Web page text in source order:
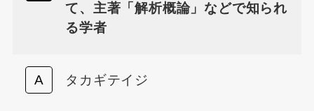
て、主著「解析概論」などで知られ
る学者
タカギテイジ